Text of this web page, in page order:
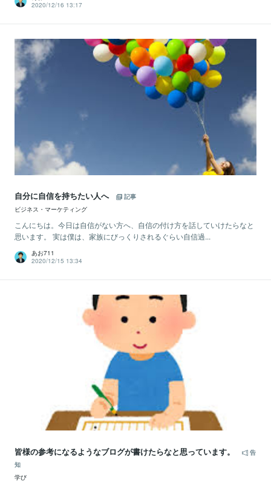
2020/12/16 13:17
自分に自信を持ちたい人へ
記事
ビジネス・マーケティング
こんにちは。今日は自信がない方へ、自信の付け方を話していけたらなと
思います。 実は僕は、家族にびっくりされるぐらい自信過...
あお711
2020/12/15 13:34
皆様の参考になるようなブログが書けたらなと思っています。
告
知
学び